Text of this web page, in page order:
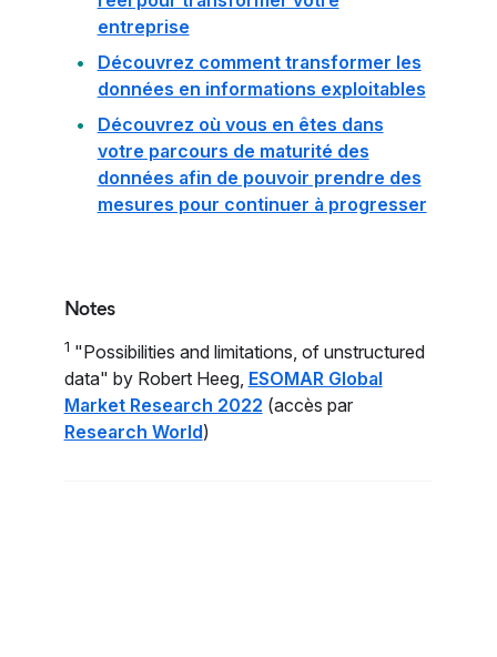
entreprise
Découvrez comment transformer les
données en informations exploitables
Découvrez où vous en êtes dans
votre parcours de maturité des
données afin de pouvoir prendre des
mesures pour continuer à progresser
Notes
1 "Possibilities and limitations, of unstructured
data" by Robert Heeg, ESOMAR Global
Market Research 2022 (accès par
Research World)